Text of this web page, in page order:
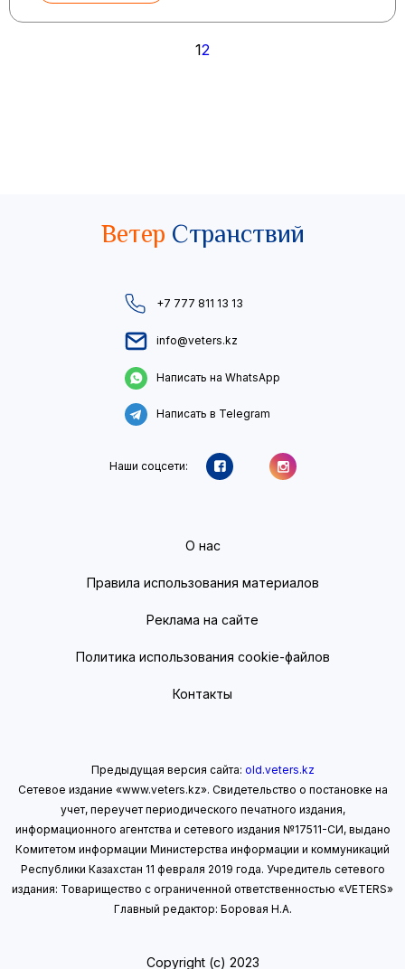
12
Ветер Странствий
+7 777 811 13 13
info@veters.kz
Написать на WhatsApp
Написать в Telegram
Наши соцсети:
О нас
Правила использования материалов
Реклама на сайте
Политика использования cookie-файлов
Контакты
Предыдущая версия сайта: old.veters.kz
Сетевое издание «www.veters.kz». Свидетельство о постановке на
учет, переучет периодического печатного издания,
информационного агентства и сетевого издания №17511-СИ, выдано
Комитетом информации Министерства информации и коммуникаций
Республики Казахстан 11 февраля 2019 года. Учредитель сетевого
издания: Товарищество с ограниченной ответственностью «VETERS»
Главный редактор: Боровая Н.А.
Copyright (с) 2023